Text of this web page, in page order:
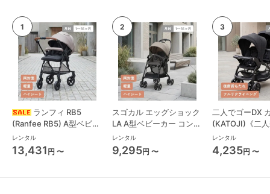
ランフィ RB5
(Ranfee RB5) A型ベビー
カー ピジョン(pigeon)
レンタル
13,431 円 〜
スゴカル エッグショック
LA A型ベビーカー コンビ
(Combi)
レンタル
9,295円 〜
二人でゴーDX
(KATOJI)《二
人乗り/双子用
レンタル
4,235円 〜